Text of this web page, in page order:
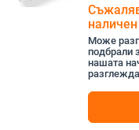
Може
подбрали
нашата